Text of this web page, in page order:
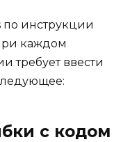
по инструкции
каждом
требует ввести
с кодом